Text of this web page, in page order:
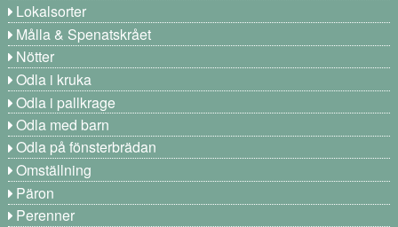
Lokalsorter
Målla & Spenatskrået
Nötter
Odla i kruka
Odla i pallkrage
Odla med barn
Odla på fönsterbrädan
Omställning
Päron
Perenner